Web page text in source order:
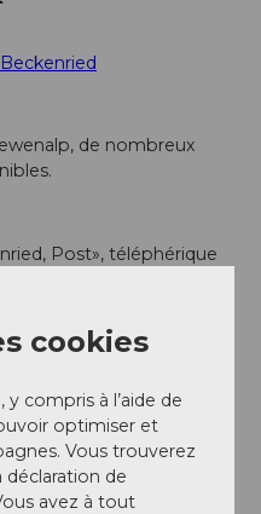
de nombreux
Post», téléphérique
/ Liens
: région
cookies
compris à l’aide de
optimiser et
Vous trouverez
déclaration de
avez à tout